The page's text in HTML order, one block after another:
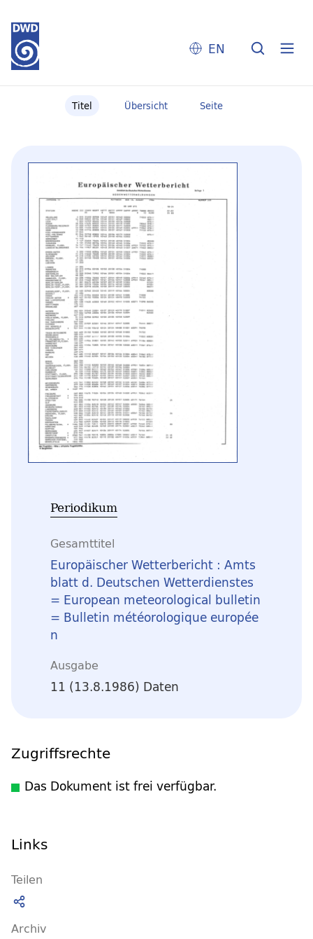
EN
Titel Übersicht Seite
Periodikum
Gesamttitel
Europäischer Wetterbericht : Amts
blatt d. Deutschen Wetterdienstes
= European meteorological bulletin
= Bulletin météorologique europée
n
Ausgabe
11 (13.8.1986) Daten
Zugriffsrechte
Das Dokument ist frei verfügbar.
Links
Teilen
Archiv